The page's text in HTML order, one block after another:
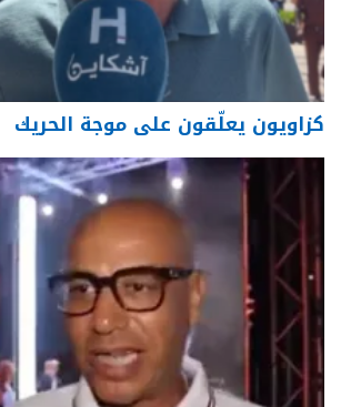
كزاويون يعلّقون على موجة الحريك